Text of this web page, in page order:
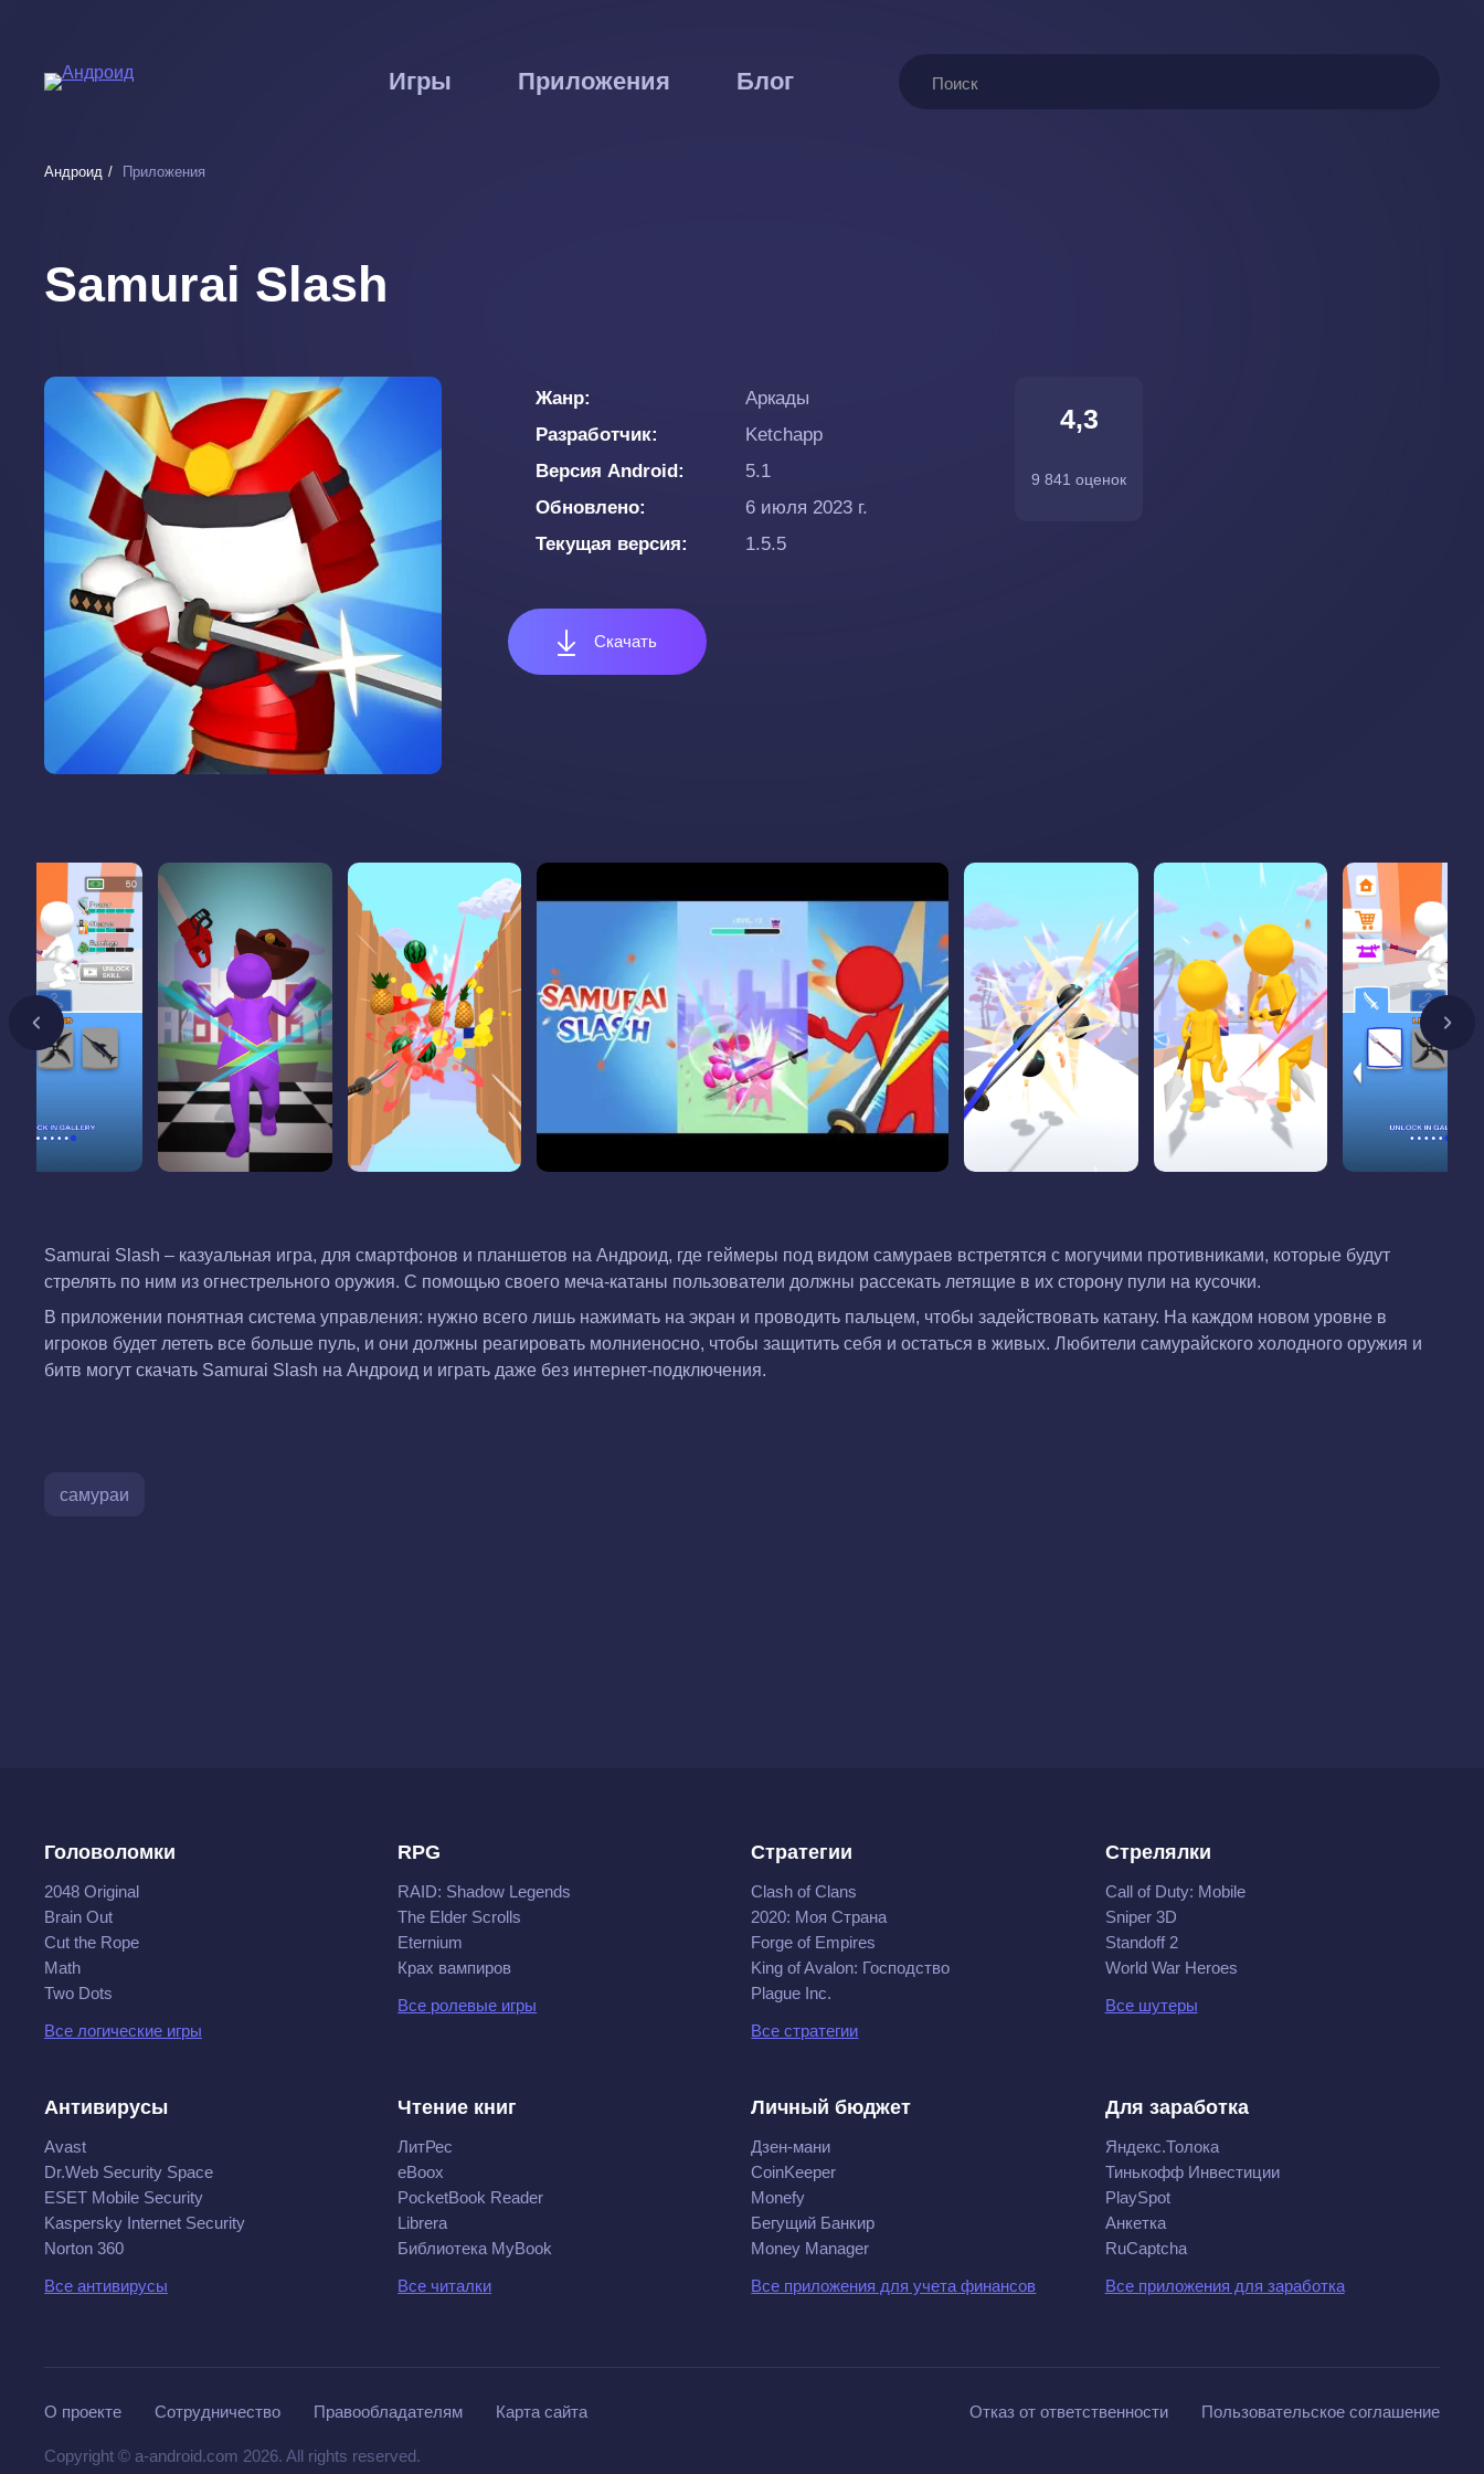
основному
Игры Приложения Блог Поиск
Андроид Приложения
Samurai Slash
Жанр
Аркады
Разработчик
Ketchapp
Версия Android
5.1
Обновлено
6 июля 2023 г.
Текущая версия
1.5.5
Скачать
4,3
9 841 оценок
Samurai Slash – казуальная игра, для смартфонов и планшетов на Андроид, где геймеры под видом самураев встретятся с могучими противниками, которые будут
стрелять по ним из огнестрельного оружия. С помощью своего меча-катаны пользователи должны рассекать летящие в их сторону пули на кусочки.
В приложении понятная система управления: нужно всего лишь нажимать на экран и проводить пальцем, чтобы задействовать катану. На каждом новом уровне в
игроков будет лететь все больше пуль, и они должны реагировать молниеносно, чтобы защитить себя и остаться в живых. Любители самурайского холодного оружия и
битв могут скачать Samurai Slash на Андроид и играть даже без интернет-подключения.
самураи
Головоломки
2048 Original
Brain Out
Cut the Rope
Math
Two Dots
Все логические игры
RPG
RAID: Shadow Legends
The Elder Scrolls
Eternium
Крах вампиров
Все ролевые игры
Стратегии
Clash of Clans
2020: Моя Cтрана
Forge of Empires
King of Avalon: Господство
Plague Inc.
Все стратегии
Стрелялки
Call of Duty: Mobile
Sniper 3D
Standoff 2
World War Heroes
Все шутеры
Антивирусы
Avast
Dr.Web Security Space
ESET Mobile Security
Kaspersky Internet Security
Norton 360
Все антивирусы
Чтение книг
ЛитРес
eBoox
PocketBook Reader
Librera
Библиотека MyBook
Все читалки
Личный бюджет
Дзен-мани
CoinKeeper
Monefy
Бегущий Банкир
Money Manager
Все приложения для учета финансов
Для заработка
Яндекс.Толока
Тинькофф Инвестиции
PlaySpot
Анкетка
RuCaptcha
Все приложения для заработка
О проекте Сотрудничество Правообладателям Карта сайта Отказ от ответственности Пользовательское соглашение
Copyright © a-android.com 2026. All rights reserved.